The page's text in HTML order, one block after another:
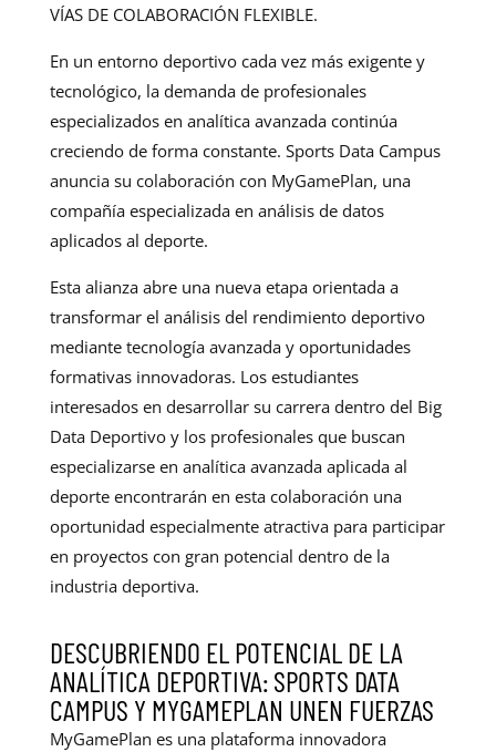
VÍAS DE COLABORACIÓN FLEXIBLE.
En un entorno deportivo cada vez más exigente y
tecnológico, la demanda de profesionales
especializados en analítica avanzada continúa
creciendo de forma constante. Sports Data Campus
anuncia su colaboración con MyGamePlan, una
compañía especializada en análisis de datos
aplicados al deporte.
Esta alianza abre una nueva etapa orientada a
transformar el análisis del rendimiento deportivo
mediante tecnología avanzada y oportunidades
formativas innovadoras. Los estudiantes
interesados en desarrollar su carrera dentro del Big
Data Deportivo y los profesionales que buscan
especializarse en analítica avanzada aplicada al
deporte encontrarán en esta colaboración una
oportunidad especialmente atractiva para participar
en proyectos con gran potencial dentro de la
industria deportiva.
DESCUBRIENDO EL POTENCIAL DE LA
ANALÍTICA DEPORTIVA: SPORTS DATA
CAMPUS Y MYGAMEPLAN UNEN FUERZAS
MyGamePlan es una plataforma innovadora